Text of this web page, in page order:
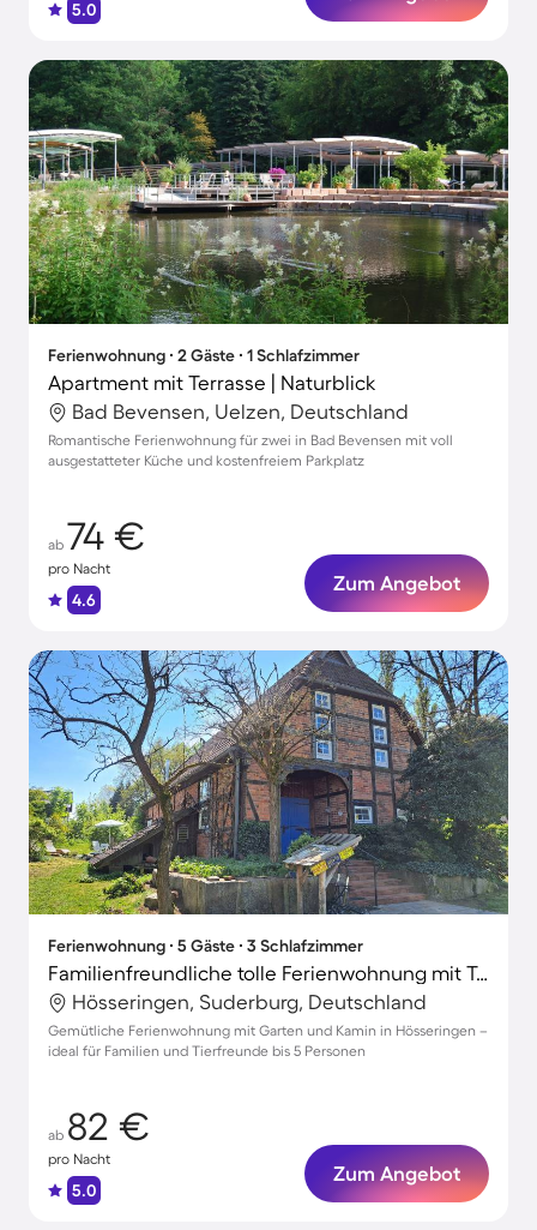
5.0
Ferienwohnung ∙ 2 Gäste ∙ 1 Schlafzimmer
Apartment mit Terrasse | Naturblick
Bad Bevensen, Uelzen, Deutschland
Romantische Ferienwohnung für zwei in Bad Bevensen mit voll
ausgestatteter Küche und kostenfreiem Parkplatz
ab 74 €
pro Nacht
4.6
Zum Angebot
Ferienwohnung ∙ 5 Gäste ∙ 3 Schlafzimmer
Familienfreundliche tolle Ferienwohnung mit Terrasse, Garten und Grill | Perfekt für die Arbeit von Zuhause | Haustiere sind willkommen
Hösseringen, Suderburg, Deutschland
Gemütliche Ferienwohnung mit Garten und Kamin in Hösseringen –
ideal für Familien und Tierfreunde bis 5 Personen
ab 82 €
pro Nacht
5.0
Zum Angebot